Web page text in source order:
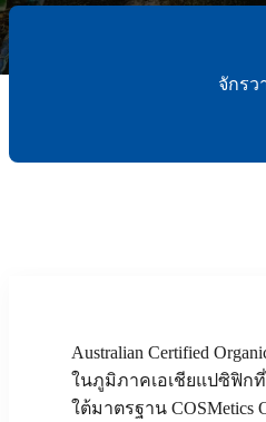
จักรว
Australian Certified
ในภูมิภาคเอเชียแปซิฟิก
ใต้มาตรฐาน COSMetics